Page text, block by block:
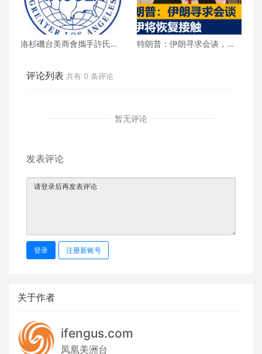
洛杉磯台美商會攜手許氏參
特朗普：伊朗寻求会谈，美
评论列表 共有 0 条评论
暂无评论
发表评论
登录 注册新账号
关于作者
ifengus.com
凤凰美洲台